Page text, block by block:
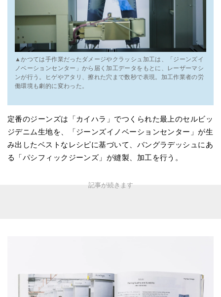
▲かつては手作業だったダメージやクラッシュ加工は、「ジーンズイ
ノベーションセンター」から届く加工データをもとに、レーザーマシ
ンが行う。ヒゲやアタリ、擦れた穴まで数秒で表現。加工作業者の労
働環境も劇的に変わった。
定番のジーンズは「カイハラ」でつくられた最上のセルビッ
ジデニム生地を、「ジーンズイノベーションセンター」が生
み出したベストなレシピに基づいて、バングラデッシュにあ
る「パシフィックジーンズ」が縫製、加工を行う。